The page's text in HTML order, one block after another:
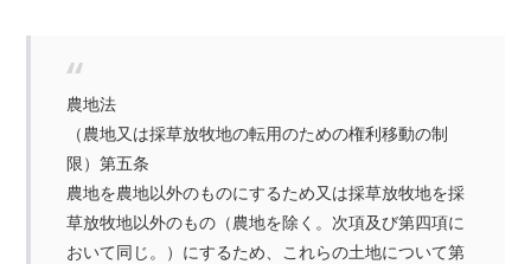
農地法
（農地又は採草放牧地の転用のための権利移動の制
限）第五条
農地を農地以外のものにするため又は採草放牧地を採
草放牧地以外のもの（農地を除く。次項及び第四項に
おいて同じ。）にするため、これらの土地について第